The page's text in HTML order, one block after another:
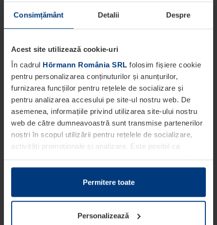
Consimțământ Detalii Despre
Acest site utilizează cookie-uri
În cadrul Hörmann România SRL folosim fișiere cookie
pentru personalizarea conținuturilor și anunțurilor,
furnizarea funcțiilor pentru rețelele de socializare și
pentru analizarea accesului pe site-ul nostru web. De
asemenea, informațiile privind utilizarea site-ului nostru
web de către dumneavoastră sunt transmise partenerilor
noștri în scopul utilizării pentru rețelele de socializare,
activități promoționale și analizare. Este posibil ca
partenerii noștri să sintetizeze aceste informații cu alte
date pe care dumneavoastră le-ați pus la dispoziția
acestora ori care au fost colectate în cadrul utilizării
Din punct de vedere legal, putem stoca fișiere cookie pe
dispozitivul dumneavoastră în cazul în care acestea sunt
Permitere toate
Personalizează